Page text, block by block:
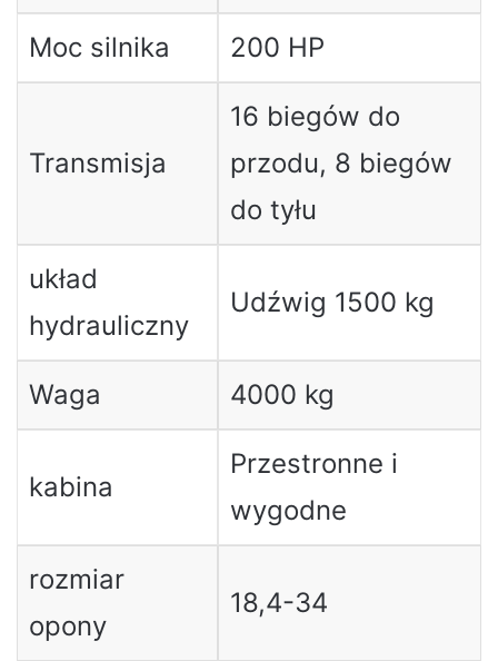
Moc silnika 200 HP
Transmisja
16 biegów do
przodu, 8 biegów
do tyłu
układ
hydrauliczny
Udźwig 1500 kg
Waga 4000 kg
kabina
Przestronne i
wygodne
rozmiar
opony
18,4-34